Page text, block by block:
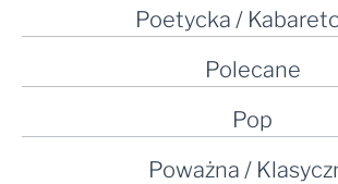
Poetycka /
Polecane
Pop
Poważna /